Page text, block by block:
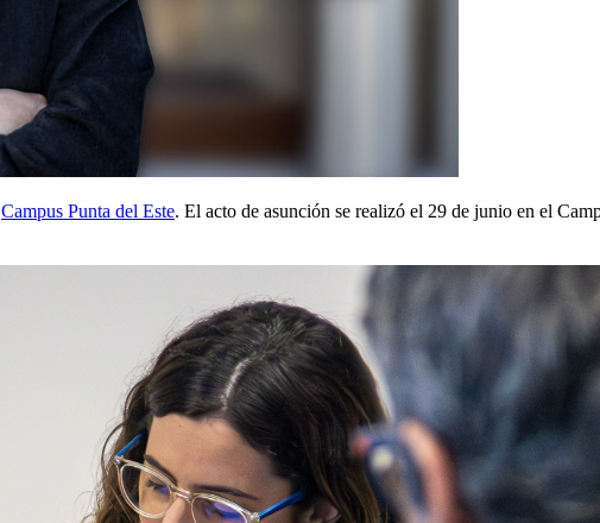
Campus Punta del Este. El acto de asunción se realizó el 29 de junio en el